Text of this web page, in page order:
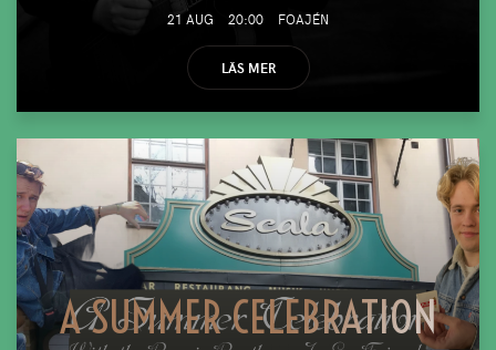
21 AUG 20:00 FOAJÉN
LÄS MER
A SUMMER CELEBRATION